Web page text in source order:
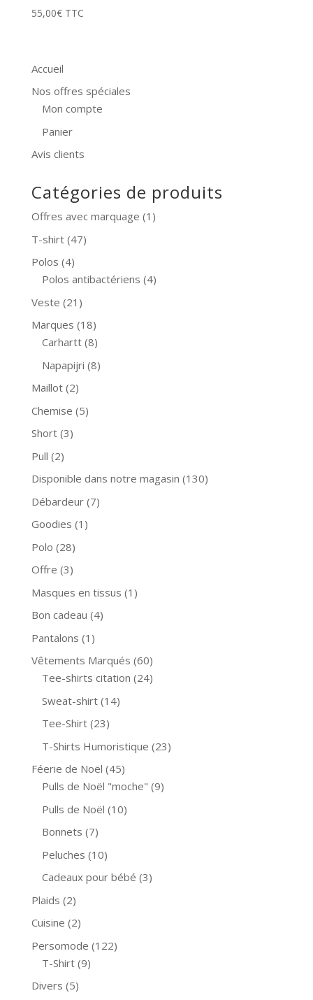
55,00€ TTC
Accueil
Nos offres spéciales
Mon compte
Panier
Avis clients
Catégories de produits
Offres avec marquage (1)
T-shirt (47)
Polos (4)
Polos antibactériens (4)
Veste (21)
Marques (18)
Carhartt (8)
Napapijri (8)
Maillot (2)
Chemise (5)
Short (3)
Pull (2)
Disponible dans notre magasin (130)
Débardeur (7)
Goodies (1)
Polo (28)
Offre (3)
Masques en tissus (1)
Bon cadeau (4)
Pantalons (1)
Vêtements Marqués (60)
Tee-shirts citation (24)
Sweat-shirt (14)
Tee-Shirt (23)
T-Shirts Humoristique (23)
Féerie de Noël (45)
Pulls de Noël "moche" (9)
Pulls de Noël (10)
Bonnets (7)
Peluches (10)
Cadeaux pour bébé (3)
Plaids (2)
Cuisine (2)
Persomode (122)
T-Shirt (9)
Divers (5)